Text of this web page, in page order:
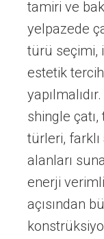
tamiri ve
yelpazede
türü seçimi,
estetik
shingle çatı,
türleri,
alanları
enerji
açısından